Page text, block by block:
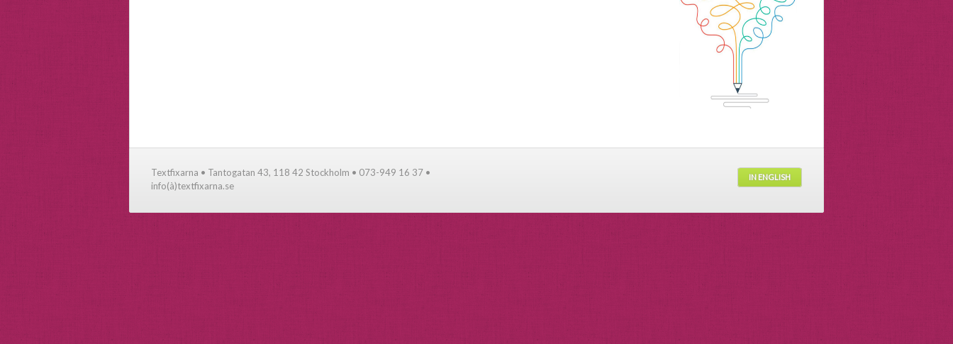
Textfixarna • Tantogatan 43, 118 42 Stockholm • 073-949 16 37 •
info(à)textfixarna.se
IN ENGLISH